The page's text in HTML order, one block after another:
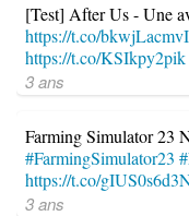
[Test] After Us - Une
https://t.co/bkwjLacmvI
https://t.co/KSIkpy2pik
3 ans
Farming Simulator 23
#FarmingSimulator23
https://t.co/
3 ans